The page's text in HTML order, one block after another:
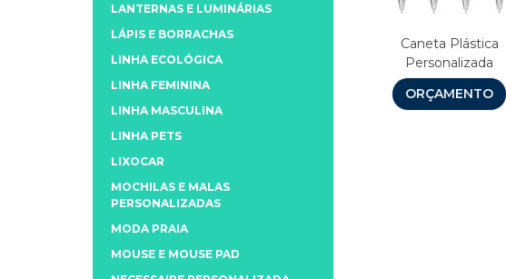
Caneta Plástica
Personalizada
ORÇAMENTO
LANTERNAS E LUMINÁRIAS
LÁPIS E BORRACHAS
LINHA ECOLÓGICA
LINHA FEMININA
LINHA MASCULINA
LINHA PETS
LIXOCAR
MOCHILAS E MALAS
PERSONALIZADAS
MODA PRAIA
MOUSE E MOUSE PAD